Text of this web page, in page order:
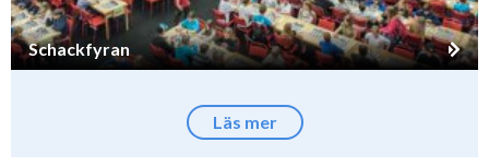
Schackfyran
Läs mer